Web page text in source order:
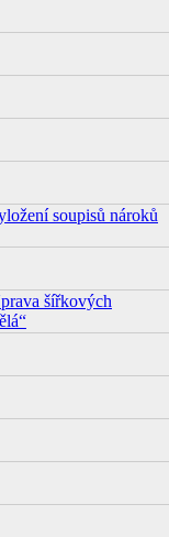
soupisů nároků
šířkových